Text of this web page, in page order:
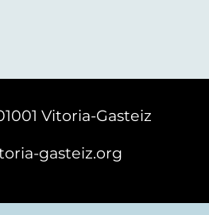
Vitoria-Gasteiz
gasteiz.org